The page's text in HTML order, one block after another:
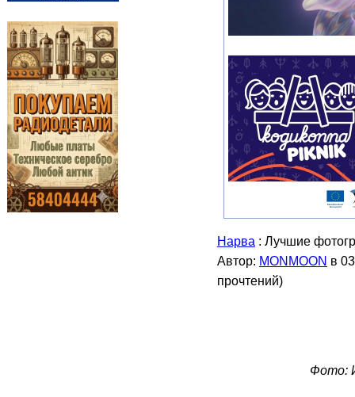
Нарва : Лучшие
Автор: MONMOON в
прочтений)
Фото: